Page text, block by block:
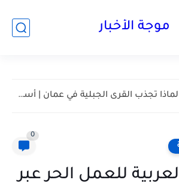
موجة الأخبار
مسقط واحدة من أكثر المدن هدوءا في الخليج | أعرف...
0
للعمل الحر عبر